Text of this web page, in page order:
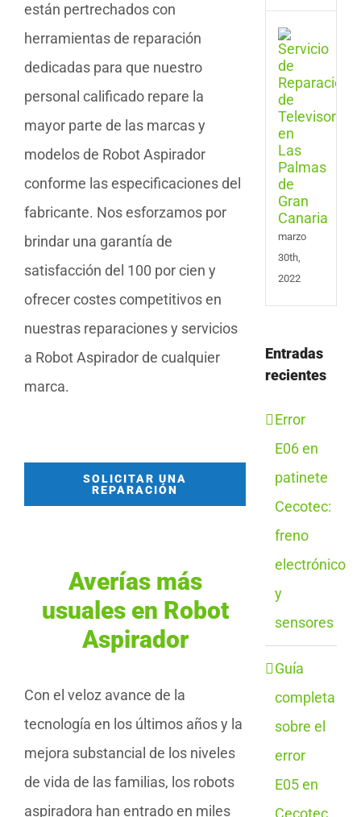
están pertrechados con
herramientas de reparación
dedicadas para que nuestro
personal calificado repare la
mayor parte de las marcas y
modelos de Robot Aspirador
conforme las especificaciones del
fabricante. Nos esforzamos por
brindar una garantía de
satisfacción del 100 por cien y
ofrecer costes competitivos en
nuestras reparaciones y servicios
a Robot Aspirador de cualquier
marca.
SOLICITAR UNA
REPARACIÓN
Averías más
usuales en Robot
Aspirador
Con el veloz avance de la
tecnología en los últimos años y la
mejora substancial de los niveles
de vida de las familias, los robots
aspiradora han entrado en miles
en
marzo
30th,
2022
Entradas
recientes
Error
E06 en
patinete
Cecotec:
freno
electrónico
y
sensores
Guía
completa
sobre el
error
E05 en
Cecotec